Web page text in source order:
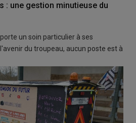
: une gestion minutieuse du
un soin particulier à ses
du troupeau, aucun poste est à